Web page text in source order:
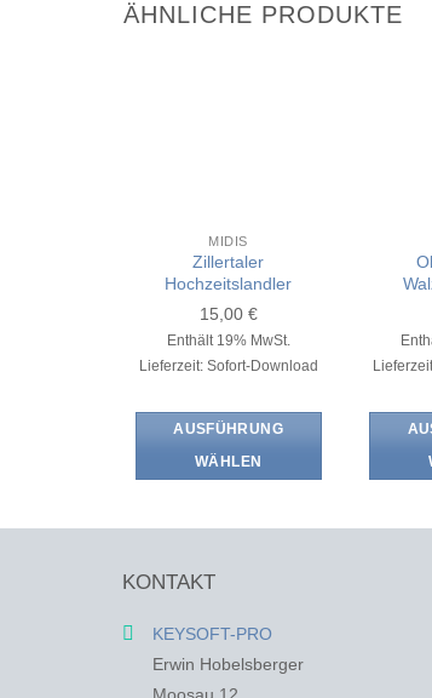
ÄHNLICHE PRODUKTE
MIDIS
Zillertaler
Hochzeitslandler
15,00 €
Enthält 19% MwSt.
Lieferzeit: Sofort-Download
AUSFÜHRUNG
WÄHLEN
auf.
Die
Optionen
KONTAKT
KEYSOFT-PRO
Erwin Hobelsberger
Moosau 12